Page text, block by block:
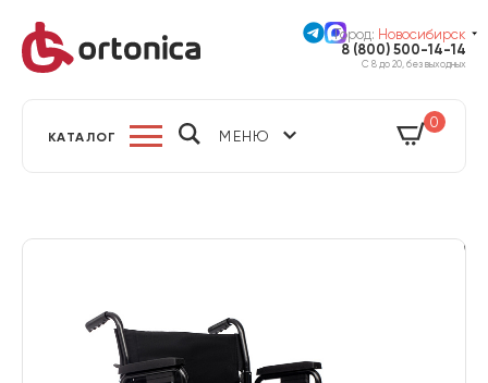
Город: Новосибирск
8 (800) 500-14-14
С 8 до 20, без выходных
КАТАЛОГ МЕНЮ
0